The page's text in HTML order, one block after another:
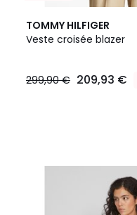
TOMMY HILFIGER
Veste croisée blazer
299,90 € 209,93 €